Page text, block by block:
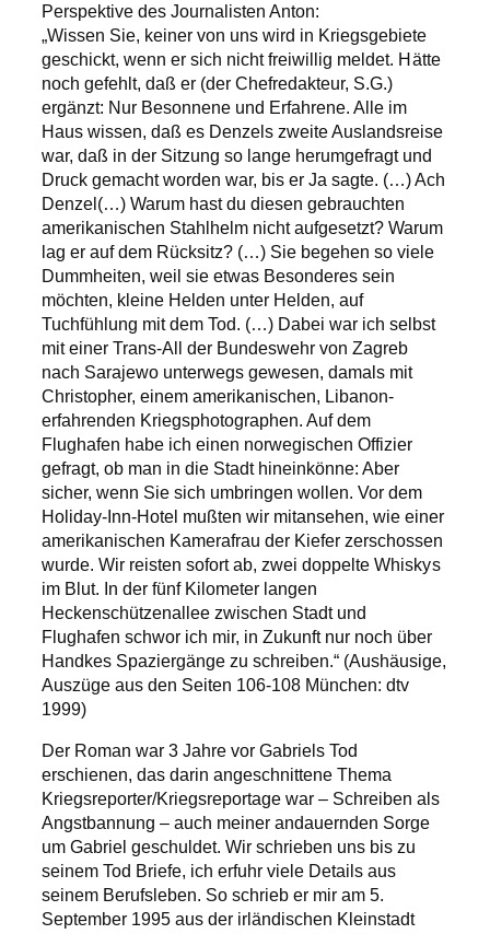
Perspektive des Journalisten Anton:
„Wissen Sie, keiner von uns wird in Kriegsgebiete
geschickt, wenn er sich nicht freiwillig meldet. Hätte
noch gefehlt, daß er (der Chefredakteur, S.G.)
ergänzt: Nur Besonnene und Erfahrene. Alle im
Haus wissen, daß es Denzels zweite Auslandsreise
war, daß in der Sitzung so lange herumgefragt und
Druck gemacht worden war, bis er Ja sagte. (…) Ach
Denzel(…) Warum hast du diesen gebrauchten
amerikanischen Stahlhelm nicht aufgesetzt? Warum
lag er auf dem Rücksitz? (…) Sie begehen so viele
Dummheiten, weil sie etwas Besonderes sein
möchten, kleine Helden unter Helden, auf
Tuchfühlung mit dem Tod. (…) Dabei war ich selbst
mit einer Trans-All der Bundeswehr von Zagreb
nach Sarajewo unterwegs gewesen, damals mit
Christopher, einem amerikanischen, Libanon-
erfahrenden Kriegsphotographen. Auf dem
Flughafen habe ich einen norwegischen Offizier
gefragt, ob man in die Stadt hineinkönne: Aber
sicher, wenn Sie sich umbringen wollen. Vor dem
Holiday-Inn-Hotel mußten wir mitansehen, wie einer
amerikanischen Kamerafrau der Kiefer zerschossen
wurde. Wir reisten sofort ab, zwei doppelte Whiskys
im Blut. In der fünf Kilometer langen
Heckenschützenallee zwischen Stadt und
Flughafen schwor ich mir, in Zukunft nur noch über
Handkes Spaziergänge zu schreiben.“ (Aushäusige,
Auszüge aus den Seiten 106-108 München: dtv
1999)
Der Roman war 3 Jahre vor Gabriels Tod
erschienen, das darin angeschnittene Thema
Kriegsreporter/Kriegsreportage war – Schreiben als
Angstbannung – auch meiner andauernden Sorge
um Gabriel geschuldet. Wir schrieben uns bis zu
seinem Tod Briefe, ich erfuhr viele Details aus
seinem Berufsleben. So schrieb er mir am 5.
September 1995 aus der irländischen Kleinstadt